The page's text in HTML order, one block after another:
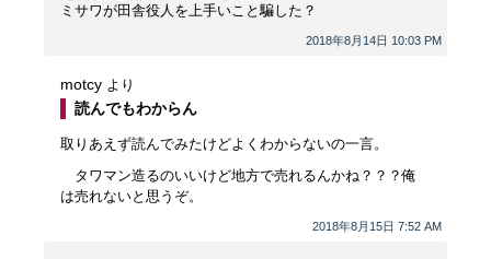
2018年8月14日 10:03 PM
ミサワが田舎役人を上手いこと騙した？
motcy より
2018年8月15日 7:52 AM
読んでもわからん
取りあえず読んでみたけどよくわからないの一言。
タワマン造るのいいけど地方で売れるんかね？？？俺
は売れないと思うぞ。